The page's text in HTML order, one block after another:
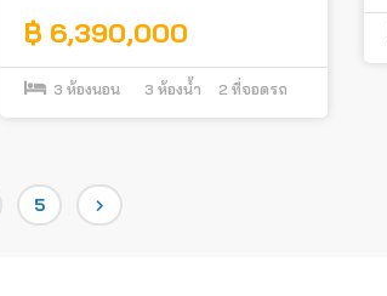
฿ 6,390,000
3 ห้องนอน 3 ห้องน้ำ 2 ที่จอดรถ
Page
5